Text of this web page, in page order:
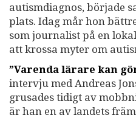
autismdiagnos, började
plats. Idag mår hon
som journalist på en
att krossa myter om
”Varenda lärare kan
intervju med Andreas
grusades tidigt av
är han en av landets